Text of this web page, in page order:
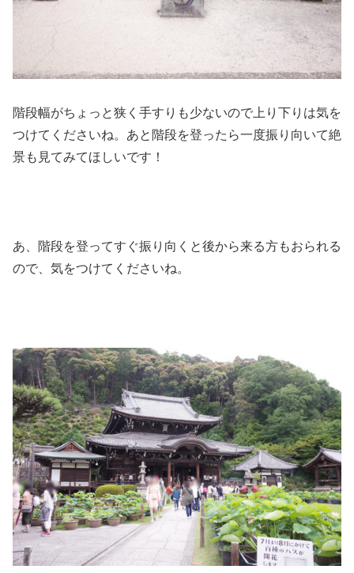
階段幅がちょっと狭く手すりも少ないので上り下りは気を
つけてくださいね。あと階段を登ったら一度振り向いて絶
景も見てみてほしいです！
あ、階段を登ってすぐ振り向くと後から来る方もおられる
ので、気をつけてくださいね。